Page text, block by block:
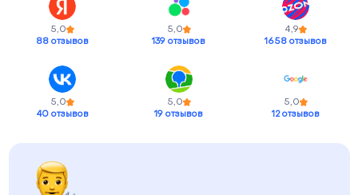
5,0
88 отзывов
5,0
139 отзывов
4,9
1658 отзывов
5,0
40 отзывов
5,0
19 отзывов
5,0
12 отзывов